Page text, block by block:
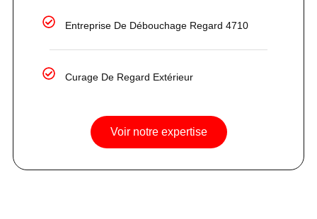
Entreprise De Débouchage Regard 4710
Curage De Regard Extérieur
Voir notre expertise